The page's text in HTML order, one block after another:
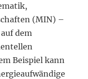
(MIN) –
dem
Beispiel kann